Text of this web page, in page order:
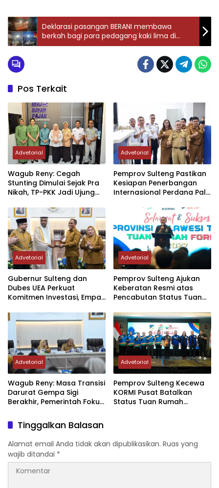
Deklarasi pasangan BERANI membawa
berkah bagi para pedagang kaki lima di
Touna
Pos Terkait
Advetorial
Wagub Reny: Cegah
Stunting Dimulai Sejak Pra
Nikah, TP-PKK Jadi Ujung
Advetorial
Pemprov Sulteng Pastikan
Kesiapan Penerbangan
Internasional Perdana Palu
Advetorial
Gubernur Sulteng dan
Dubes UEA Perkuat
Komitmen Investasi, Empat
Advetorial
Pemprov Sulteng Ajukan
Keberatan Resmi atas
Pencabutan Status Tuan
2027
Advetorial
Wagub Reny: Masa Transisi
Darurat Gempa Sigi
Berakhir, Pemerintah Fokus
Advetorial
Pemprov Sulteng Kecewa
KORMI Pusat Batalkan
Status Tuan Rumah
Tinggalkan Balasan
Alamat email Anda tidak akan dipublikasikan. Ruas yang
wajib ditandai *